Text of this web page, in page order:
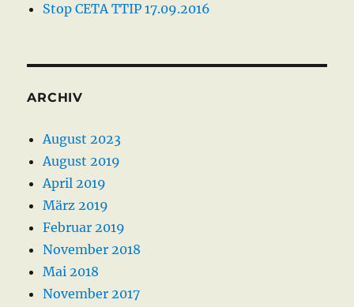
Stop CETA TTIP 17.09.2016
ARCHIV
August 2023
August 2019
April 2019
März 2019
Februar 2019
November 2018
Mai 2018
November 2017